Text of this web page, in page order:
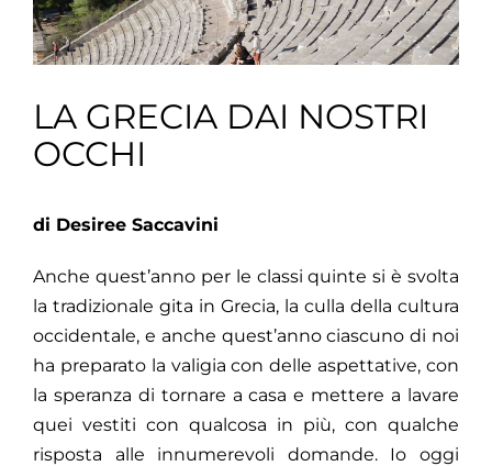
LA GRECIA DAI NOSTRI
OCCHI
di Desiree Saccavini
Anche quest’anno per le classi quinte si è svolta
la tradizionale gita in Grecia, la culla della cultura
occidentale, e anche quest’anno ciascuno di noi
ha preparato la valigia con delle aspettative, con
la speranza di tornare a casa e mettere a lavare
quei vestiti con qualcosa in più, con qualche
risposta alle innumerevoli domande. Io oggi